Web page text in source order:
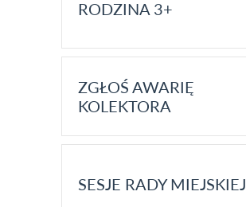
RODZINA 3+
ZGŁOŚ AWARIĘ
KOLEKTORA
SESJE RADY MIEJSKIEJ